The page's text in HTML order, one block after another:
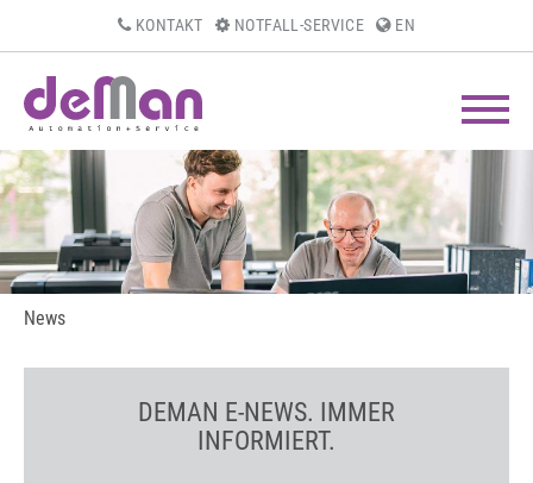
KONTAKT NOTFALL-SERVICE EN
News
DEMAN E-NEWS. IMMER
INFORMIERT.